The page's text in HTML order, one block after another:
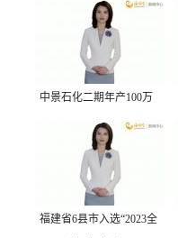
中景石化二期年产100万
吨丙烷脱氢项目建成中交
福建省6县市入选“2023全